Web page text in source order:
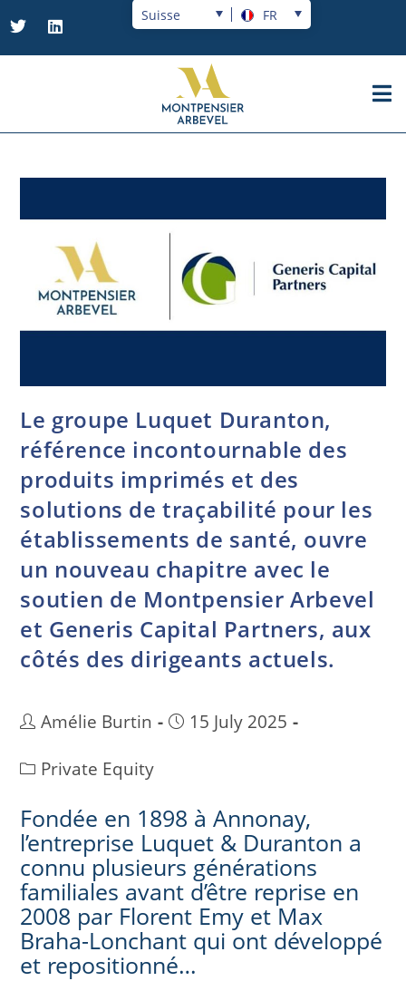
Suisse FR
Le groupe Luquet Duranton,
référence incontournable des
produits imprimés et des
solutions de traçabilité pour les
établissements de santé, ouvre
un nouveau chapitre avec le
soutien de Montpensier Arbevel
et Generis Capital Partners, aux
côtés des dirigeants actuels.
Amélie Burtin
15 July 2025
Private Equity
Fondée en 1898 à Annonay,
l’entreprise Luquet & Duranton a
connu plusieurs générations
familiales avant d’être reprise en
2008 par Florent Emy et Max
Braha-Lonchant qui ont développé
et repositionné…